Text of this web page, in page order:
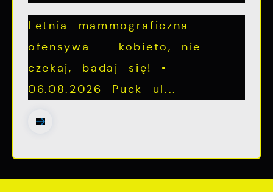
Letnia mammograficzna
ofensywa – kobieto, nie
czekaj, badaj się! •
06.08.2026 Puck ul...